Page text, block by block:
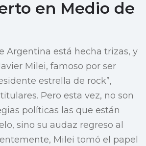
en Medio de
Argentina está hecha trizas, y
Milei, famoso por ser
estrella de rock”,
Pero esta vez, no son
políticas las que están
sino su audaz regreso al
Milei tomó el papel